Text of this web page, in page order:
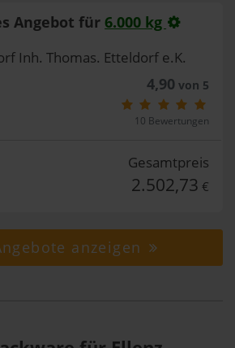
Angebot für 6.000 kg
Inh. Thomas. Etteldorf e.K.
4,90 von 5
10 Bewertungen
Gesamtpreis
2.502,73 €
anzeigen